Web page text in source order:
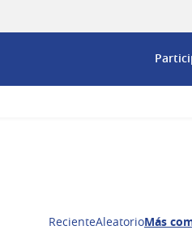
RecienteAleatorioMás